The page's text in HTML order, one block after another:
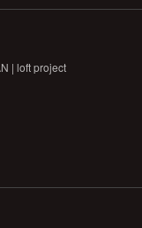
| loft project